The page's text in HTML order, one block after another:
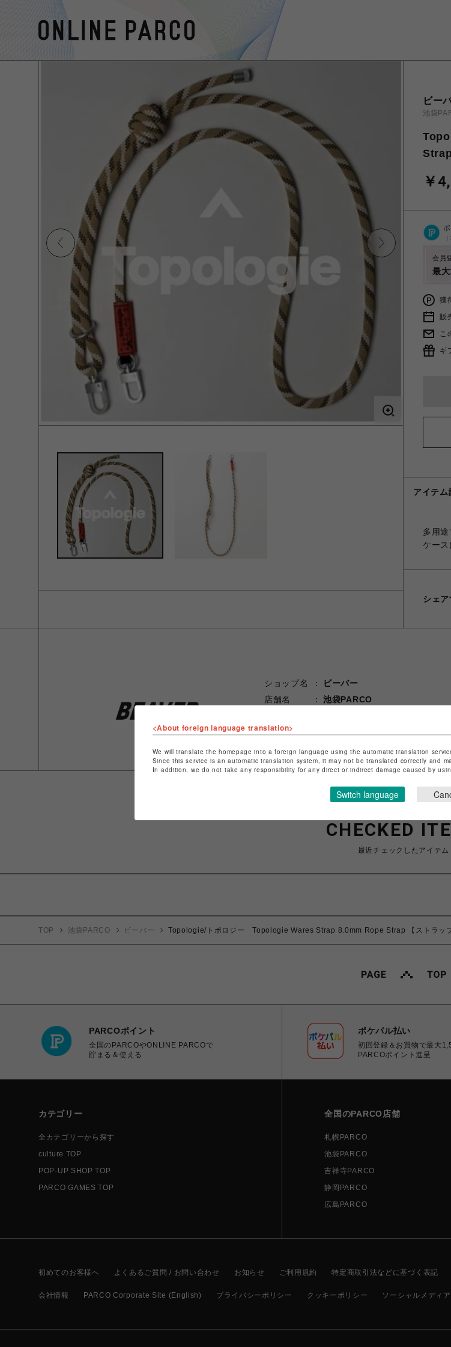
ビー
池袋
￥
会員
最
獲
販
こ
ギ
アイテ
多用
ケース
シェア
ショップ名
ビーバー
店舗名
池袋PARCO
特定商取引法など法令に基づく表記は
CHECKED
最近チェックしたアイテム
TOP 池袋PARCO ビーバー Topologie/トポロジー Topologie Wares Strap 8.0mm Rope Strap 【ストラップ
PARCOポイント
全国のPARCOやONLINE PARCOで
貯まる＆使える
ポケパル払い
初回登録＆お買物で最大
PARCOポイント進呈
カテゴリー
全カテゴリーから探す
culture TOP
POP-UP SHOP TOP
PARCO GAMES TOP
全国のPARCO店舗
札幌PARCO
池袋PARCO
吉祥寺PARCO
静岡PARCO
広島PARCO
初めてのお客様へ よくあるご質問 / お問い合わせ お知らせ ご利用規約 特定商取引法などに基づく表記
会社情報 PARCO Corporate Site (English) プライバシーポリシー クッキーポリシー ソーシャルメディ
<About foreign language translation>
We will translate the homepage into a foreign language using the automatic translation
Since this service is an automatic translation system, it may not be translated correctly and
In addition, we do not take any responsibility for any direct or indirect damage caused by
Switch language